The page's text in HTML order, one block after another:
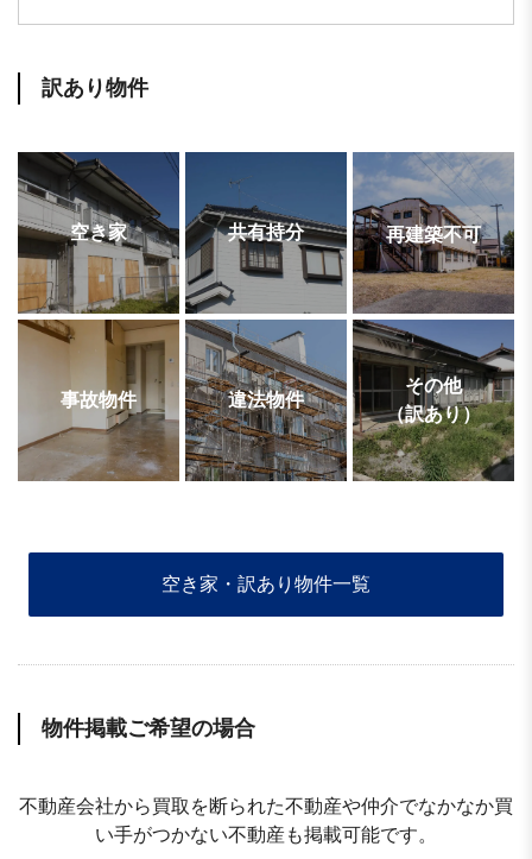
訳あり物件
空き家 共有持分 再建築不可
事故物件 違法物件
その他
（訳あり）
空き家・訳あり物件一覧
物件掲載ご希望の場合
不動産会社から買取を断られた不動産や仲介でなかなか買
い手がつかない不動産も掲載可能です。